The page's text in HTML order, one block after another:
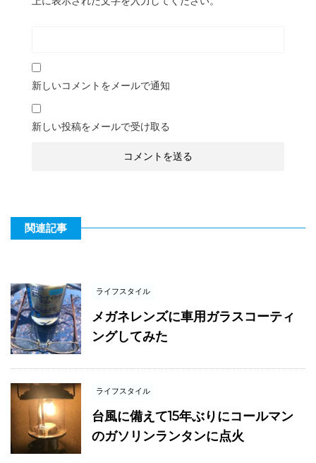
新しいコメントをメールで通知
新しい投稿をメールで受け取る
関連記事
ライフスタイル
メガネレンズに車用ガラスコーティ
ングしてみた
ライフスタイル
台風に備えて15年ぶりにコールマン
のガソリンランタンに点火